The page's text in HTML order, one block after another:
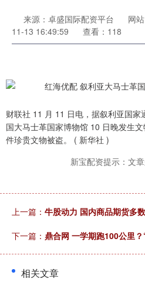
来源：卓盛国际配资平台 网
11-13 16:49:59
查看：118
财联社 11 月 11 日电，据叙利亚国
国大马士革国家博物馆 10 日晚发生
件珍贵文物被盗。 ( 新华社 )
新宝配资提示：文
上一篇： 牛股动力 国内商品期货多
下一篇： 鼎合网 一学期跑100公里
相关文章